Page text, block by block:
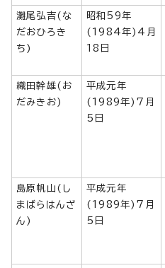
灘尾弘吉(な
だおひろき
ち)
昭和59年
(1984年)4月
18日
織田幹雄(お
だみきお)
平成元年
(1989年)7月
5日
島原帆山(し
まばらはんざ
ん)
平成元年
(1989年)7月
5日